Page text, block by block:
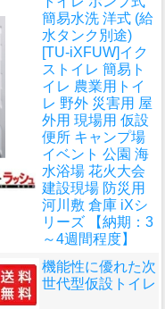
簡易水洗 洋式 (給
水タンク別途)
[TU-iXFUW]イク
ストイレ 簡易ト
イレ 農業用トイ
レ 野外 災害用 屋
外用 現場用 仮設
便所 キャンプ場
イベント 公園 海
水浴場 花火大会
建設現場 防災用
河川敷 倉庫 iXシ
リーズ 【納期：3
～4週間程度】
機能性に優れた次
世代型仮設トイレ